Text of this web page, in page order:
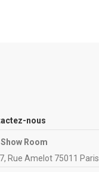
nous
Room
Rue Amelot 75011 Paris